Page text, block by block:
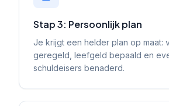
Stap 3: Persoonlijk plan
Je krijgt een helder plan op maat:
geregeld, leefgeld bepaald en
schuldeisers benaderd.